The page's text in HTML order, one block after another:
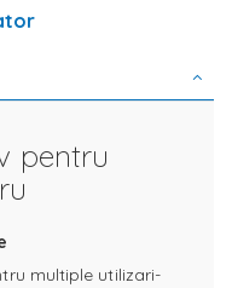
pentru
multiple utilizari-